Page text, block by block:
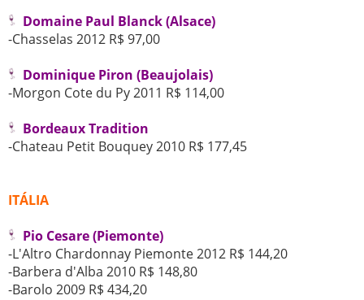
Domaine Paul Blanck (Alsace)
-Chasselas 2012 R$ 97,00
Dominique Piron (Beaujolais)
-Morgon Cote du Py 2011 R$ 114,00
Bordeaux Tradition
-Chateau Petit Bouquey 2010 R$ 177,45
ITÁLIA
Pio Cesare (Piemonte)
-L'Altro Chardonnay Piemonte 2012 R$ 144,20
-Barbera d'Alba 2010 R$ 148,80
-Barolo 2009 R$ 434,20